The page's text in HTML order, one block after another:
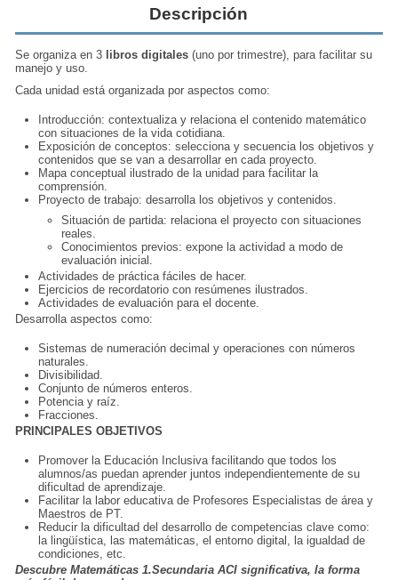
Descripción
Se organiza en 3 libros digitales (uno por trimestre), para facilitar su
manejo y uso.
Cada unidad está organizada por aspectos como:
Introducción: contextualiza y relaciona el contenido matemático
con situaciones de la vida cotidiana.
Exposición de conceptos: selecciona y secuencia los objetivos y
contenidos que se van a desarrollar en cada proyecto.
Mapa conceptual ilustrado de la unidad para facilitar la
comprensión.
Proyecto de trabajo: desarrolla los objetivos y contenidos.
Situación de partida: relaciona el proyecto con situaciones
reales.
Conocimientos previos: expone la actividad a modo de
evaluación inicial.
Actividades de práctica fáciles de hacer.
Ejercicios de recordatorio con resúmenes ilustrados.
Actividades de evaluación para el docente.
Desarrolla aspectos como:
Sistemas de numeración decimal y operaciones con números
naturales.
Divisibilidad.
Conjunto de números enteros.
Potencia y raíz.
Fracciones.
PRINCIPALES OBJETIVOS
Promover la Educación Inclusiva facilitando que todos los
alumnos/as puedan aprender juntos independientemente de su
dificultad de aprendizaje.
Facilitar la labor educativa de Profesores Especialistas de área y
Maestros de PT.
Reducir la dificultad del desarrollo de competencias clave como:
la lingüística, las matemáticas, el entorno digital, la igualdad de
condiciones, etc.
Descubre Matemáticas 1.Secundaria ACI significativa, la forma